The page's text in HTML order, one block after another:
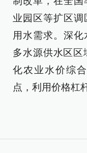
业园区等扩区
用水需求。深
多水源供水区区
化农业水价综
点，利用价格杠